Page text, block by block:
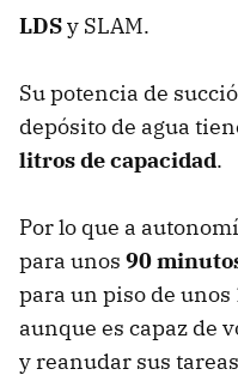
LDSy SLAM.
Su potencia de
depósito de agua
litros de capacidad.
Por lo que a
para unos 90
para un piso de
aunque es capaz de
y reanudar sus